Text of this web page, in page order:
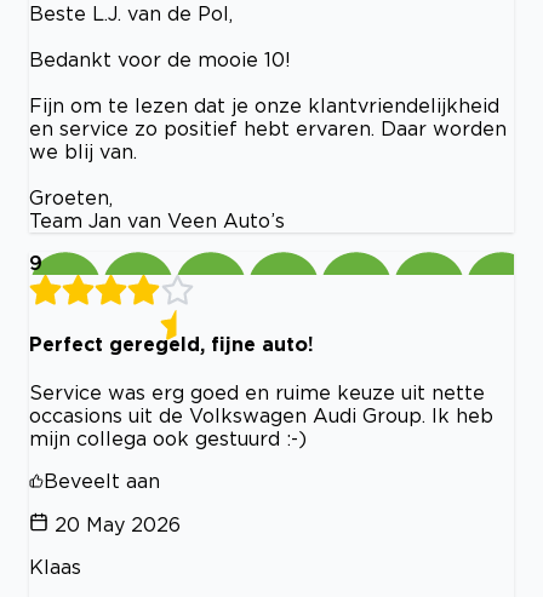
Beste L.J. van de Pol,
Bedankt voor de mooie 10!
Fijn om te lezen dat je onze klantvriendelijkheid
en service zo positief hebt ervaren. Daar worden
we blij van.
Groeten,
Team Jan van Veen Auto’s
9
Perfect geregeld, fijne auto!
Service was erg goed en ruime keuze uit nette
occasions uit de Volkswagen Audi Group. Ik heb
mijn collega ook gestuurd :-)
Beveelt aan
20 May 2026
Klaas